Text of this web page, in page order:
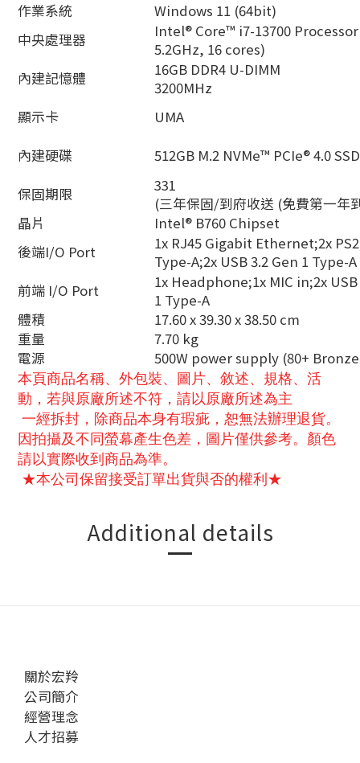
作業系統
Windows 11 (64bit)
中央處理器
Intel® Core™ i7-13700
5.2GHz, 16 cores)
內建記憶體
16GB DDR4 U-DIMM
3200MHz
顯示卡
UMA
內建硬碟
512GB M.2 NVMe™ PCIe® 4.0 SSD
保固期限
331
(三年保固/到府收送 (免費第一年
晶片
Intel® B760 Chipset
後端I/O Port
1x RJ45 Gigabit Ethernet;2x
Type-A;2x USB 3.2 Gen 1 Type-A
前端 I/O Port
1x Headphone;1x MIC in;2x
1 Type-A
體積
17.60 x 39.30 x 38.50 cm
重量
7.70 kg
電源
500W power supply (80+
本頁商品名稱、外包裝、圖片、敘述、規格、活
動，若與原廠所述不符，請以原廠所述為主
一經拆封，除商品本身有瑕疵，恕無法辦理退貨。
因拍攝及不同螢幕產生色差，圖片僅供參考。顏色
請以實際收到商品為準。
★本公司保留接受訂單出貨與否的權利★
Additional details
關於宏羚
公司簡介
經營理念
人才招募